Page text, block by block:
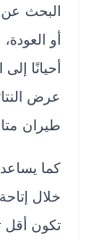
البحث عن
أو العودة،
أحيانًا إلى
عرض النتائج
طيران متاحة
كما يساعدك
خلال إتاحة
تكون أقل تكلفة